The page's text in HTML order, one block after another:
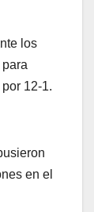
los
12-1.
en el